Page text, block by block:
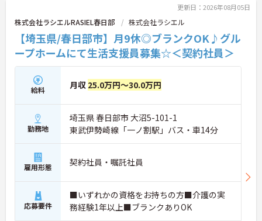
などの規定がなく、ご自身の個性を大切にしながら
自分らしいスタイルで働くことができます。認知症
ケアの専門性を高めたい方にも最適な環境であり、
手厚い研修体制を通じて働きながらスキルアップを
目指すことも可能です。年間17日のリフレッシュ休
暇や定年後の再雇用制度など、長期的にキャリアを
描ける福利厚生も大きな魅力です。
★おすすめPOINT★
とキャリア形成を図れる環境です】
・資格手当10,000円や特別報酬が加わるため、これ
までの経験に見合った高いモチベーションを保てま
・現場での実践を経て、将来的には生活相談員やケ
アマネジャー、施設長といった多様なキャリアパス
【専門性を発揮しながら、チーム全体で質の高い認
知症ケアを実践できます】
更新日：2026年08月05日
株式会社ラシエルRASIEL春日部 株式会社ラシエル
【埼玉県/春日部市】月9休◎ブランクOK♪グル
ープホームにて生活支援員募集☆＜契約社員＞
給料 月収 25.0万円～30.0万円
勤務地
埼玉県 春日部市 大沼5-101-1
東武伊勢崎線「一ノ割駅」バス・車14分
雇用形態 契約社員・嘱託社員
応募要件
■いずれかの資格をお持ちの方■介護の実
務経験1年以上■ブランクありOK